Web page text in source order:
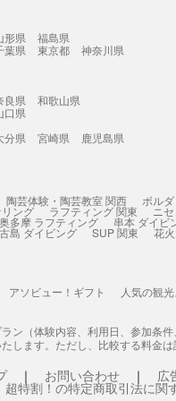
形県
福島県
葉県 東京都
神奈川県
良県
和歌山県
口県
分県 宮崎県
鹿児島県
陶芸体験・陶芸教室 関西 ボル
ング ラフティング 関東 ニ
奥多摩 ラフティング 串本 ダイビ
島 ダイビング SUP 関東 花
アソビュー！ギフト 人気の観
ン（体験内容、利用日、参加条
します。ただし、比較する料金
お問い合わせ 広
超特割！の特定商取引法に関